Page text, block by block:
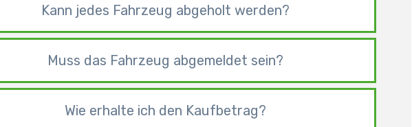
Kann jedes Fahrzeug abgeholt werden?
Muss das Fahrzeug abgemeldet sein?
Wie erhalte ich den Kaufbetrag?